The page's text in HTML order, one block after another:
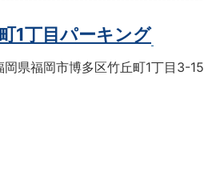
1丁目パーキング
岡県福岡市博多区竹丘町1丁目3-15